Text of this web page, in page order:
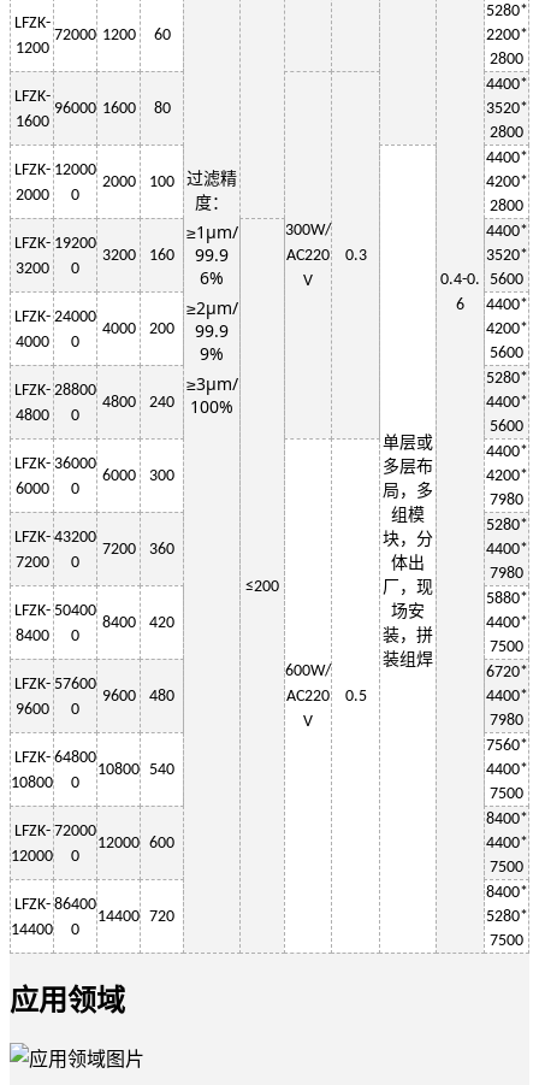
过滤精
度：
≥1μm/
99.9
6%
≥2μm/
99.9
9%
≥3μm/
100%
0.4-0.
6
LFZK-
1200
72000 1200 60
5280*
2200*
2800
LFZK-
1600
96000 1600 80
300W/
AC220
V
0.3
4400*
3520*
2800
LFZK-
2000
12000
0
2000 100
单层或
多层布
局，多
组模
块，分
体出
厂，现
场安
装，拼
装组焊
4400*
4200*
2800
LFZK-
3200
19200
0
3200 160
≤200
4400*
3520*
5600
LFZK-
4000
24000
0
4000 200
4400*
4200*
5600
LFZK-
4800
28800
0
4800 240
5280*
4400*
5600
LFZK-
6000
36000
0
6000 300
600W/
AC220
V
0.5
4400*
4200*
7980
LFZK-
7200
43200
0
7200 360
5280*
4400*
7980
LFZK-
8400
50400
0
8400 420
5880*
4400*
7500
LFZK-
9600
57600
0
9600 480
6720*
4400*
7980
LFZK-
10800
64800
0
10800 540
7560*
4400*
7500
LFZK-
12000
72000
0
12000 600
8400*
4400*
7500
LFZK-
14400
86400
0
14400 720
8400*
5280*
7500
应用领域